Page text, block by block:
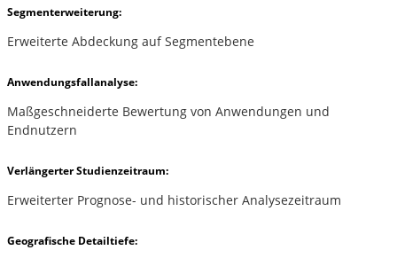
Segmenterweiterung:
Erweiterte Abdeckung auf Segmentebene
Anwendungsfallanalyse:
Maßgeschneiderte Bewertung von Anwendungen und
Endnutzern
Verlängerter Studienzeitraum:
Erweiterter Prognose- und historischer Analysezeitraum
Geografische Detailtiefe: